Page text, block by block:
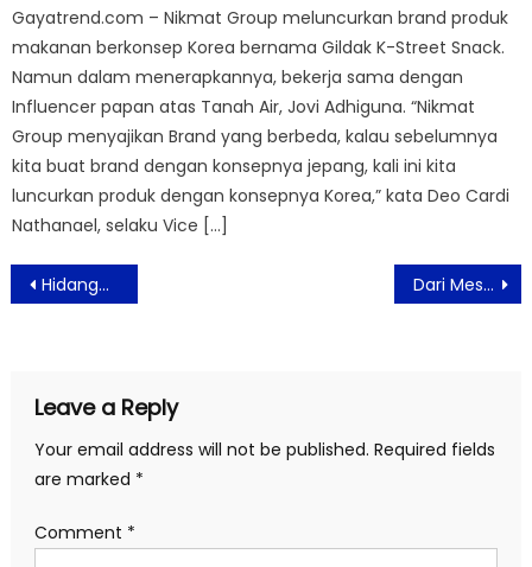
Gayatrend.com – Nikmat Group meluncurkan brand produk
makanan berkonsep Korea bernama Gildak K-Street Snack.
Namun dalam menerapkannya, bekerja sama dengan
Influencer papan atas Tanah Air, Jovi Adhiguna. “Nikmat
Group menyajikan Brand yang berbeda, kalau sebelumnya
kita buat brand dengan konsepnya jepang, kali ini kita
luncurkan produk dengan konsepnya Korea,” kata Deo Cardi
Nathanael, selaku Vice […]
Post
navigation
Hidangan Seantero Nusantara Ada di HARRIS Hotel Tebet Jakarta Dari Mesin RB Noodle S Pro 10, Jenny Widjaja Bangun Peluang Usaha Mie Berlipat Ganda
Leave a Reply
Your email address will not be published. Required fields
are marked *
Comment *